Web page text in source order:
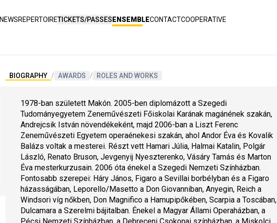
NEWSREPERTOIRETICKETS/PASSES ENSEMBLECONTACTCOOPERATIVE
BIOGRAPHY / AWARDS / ROLES AND WORKS
1978-ban született Makón. 2005-ben diplomázott a Szegedi
Tudományegyetem Zeneművészeti Főiskolai Karának magánének szakán,
Andrejcsik István növendékeként, majd 2006-ban a Liszt Ferenc
Zeneművészeti Egyetem operaénekesi szakán, ahol Andor Éva és Kovalik
Balázs voltak a mesterei. Részt vett Hamari Júlia, Halmai Katalin, Polgár
László, Renato Bruson, Jevgenyij Nyeszterenko, Vásáry Tamás és Marton
Éva mesterkurzusain. 2006 óta énekel a Szegedi Nemzeti Színházban.
Fontosabb szerepei: Háry János, Figaro a Sevillai borbélyban és a Figaro
házasságában, Leporello/Masetto a Don Giovanniban, Anyegin, Reich a
Windsori víg nőkben, Don Magnifico a Hamupipőkében, Scarpia a Toscában,
Dulcamara a Szerelmi bájitalban. Énekel a Magyar Állami Operaházban, a